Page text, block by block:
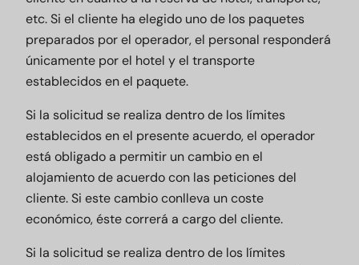
etc. Si el cliente ha elegido uno de los paquetes
preparados por el operador, el personal responderá
únicamente por el hotel y el transporte
establecidos en el paquete.
Si la solicitud se realiza dentro de los límites
establecidos en el presente acuerdo, el operador
está obligado a permitir un cambio en el
alojamiento de acuerdo con las peticiones del
cliente. Si este cambio conlleva un coste
económico, éste correrá a cargo del cliente.
Si la solicitud se realiza dentro de los límites